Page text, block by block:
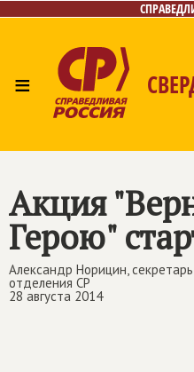
≡
Контакты
Акция
Герою"
Александр Норицин,
отделения СР
28 августа 2014